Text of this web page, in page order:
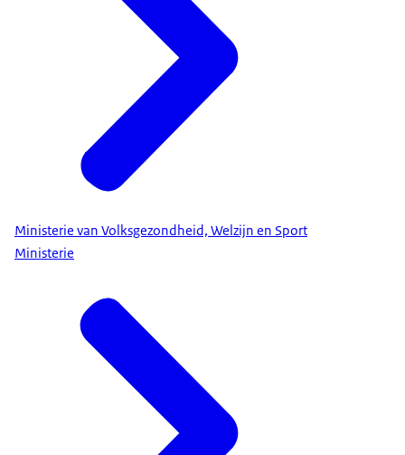
Ministerie van Volksgezondheid, Welzijn en Sport
Ministerie